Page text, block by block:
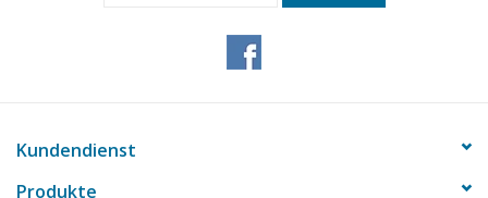
Kundendienst
Produkte